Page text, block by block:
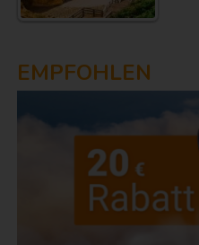
EMPFOHLEN